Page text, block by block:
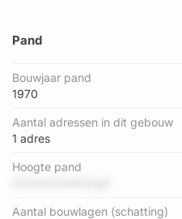
Pand
Bouwjaar pand
1970
Aantal adressen in dit gebouw
1 adres
Hoogte pand
Aantal bouwlagen (schatting)